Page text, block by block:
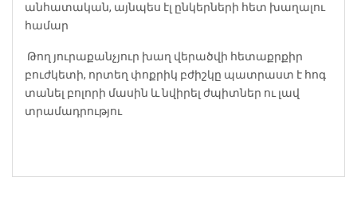
անհատական, այնպես էլ ընկերների հետ խաղալու
համար
‍️ Թող յուրաքանչյուր խաղ վերածվի հետաքրքիր
բուժկետի, որտեղ փոքրիկ բժիշկը պատրաստ է հոգ
տանել բոլորի մասին և նվիրել ժպիտներ ու լավ
տրամադրությու